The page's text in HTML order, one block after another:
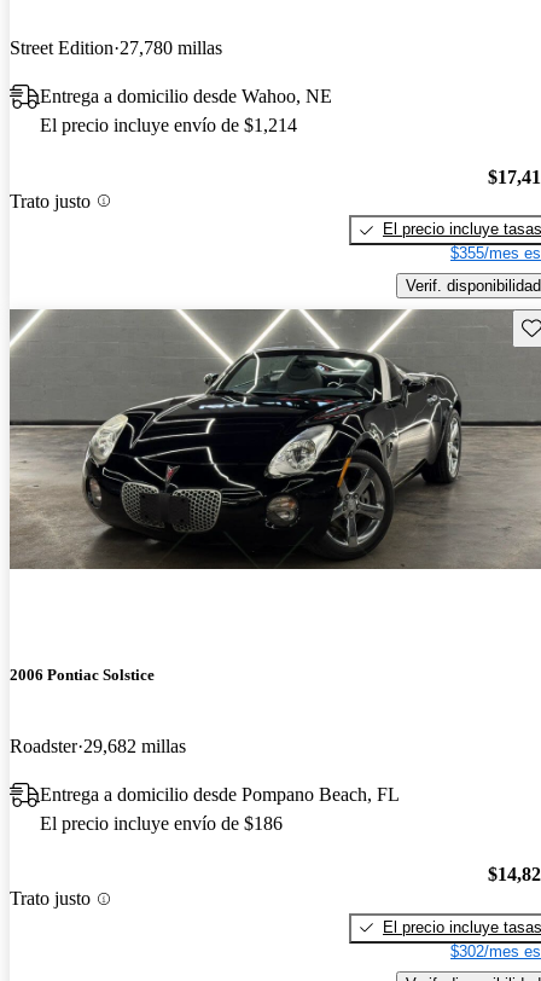
Street Edition 27,780 millas
Entrega a domicilio desde Wahoo, NE
El precio incluye envío de $1,214
Trato justo
El precio incluye tasas
$355/mes
Verif. disponibilidad
2006 Pontiac Solstice
Roadster 29,682 millas
Entrega a domicilio desde Pompano Beach, FL
El precio incluye envío de $186
Trato justo
El precio incluye tasas
$302/mes